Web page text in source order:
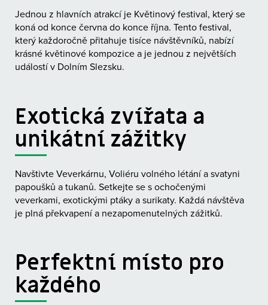
Jednou z hlavních atrakcí je Květinový festival, který se
koná od konce června do konce října. Tento festival,
který každoročně přitahuje tisíce návštěvníků, nabízí
krásné květinové kompozice a je jednou z největších
událostí v Dolním Slezsku.
Exotická zvířata a
unikátní zážitky
Navštivte Veverkárnu, Voliéru volného létání a svatyni
papoušků a tukanů. Setkejte se s ochočenými
veverkami, exotickými ptáky a surikaty. Každá návštěva
je plná překvapení a nezapomenutelných zážitků.
Perfektní místo pro
každého